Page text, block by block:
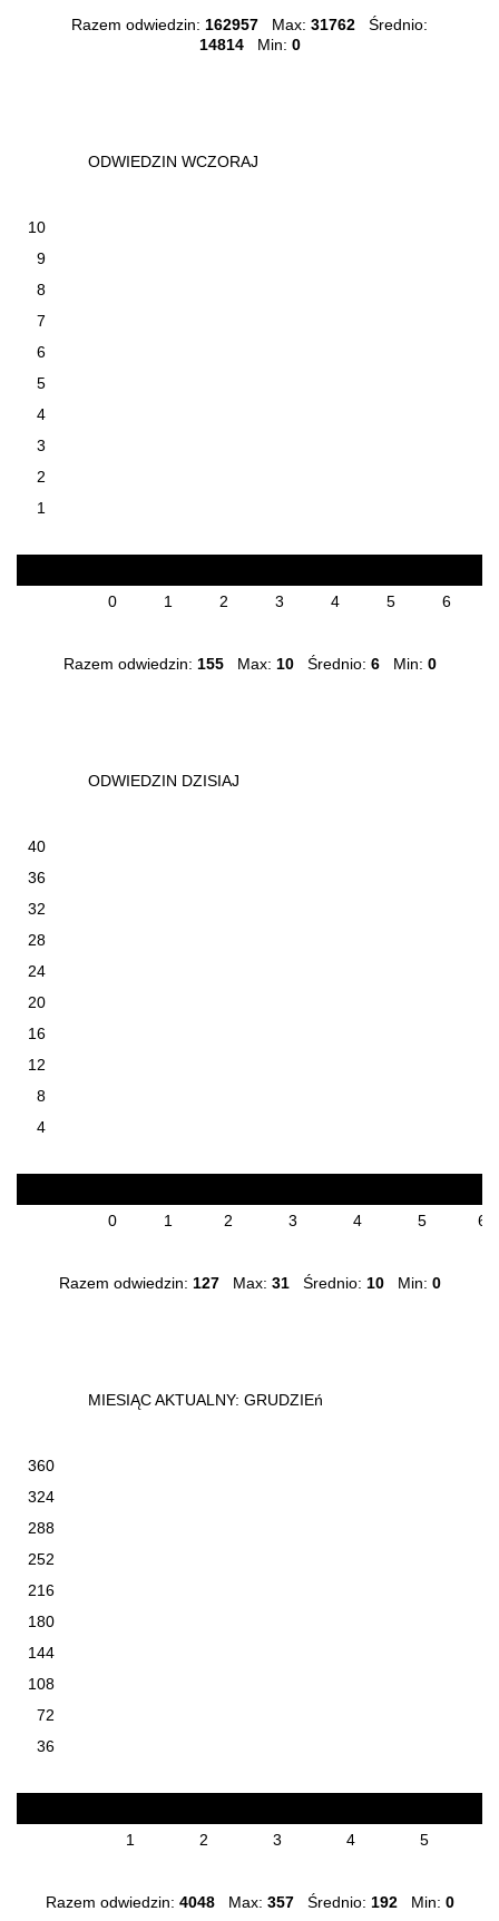
Razem odwiedzin: 162957 Max: 31762 Średnio:
14814Min: 0
ODWIEDZIN WCZORAJ
10
9
8
7
6
5
4
3
2
1
0 1 2 3 4 5 6
Razem odwiedzin: 155Max: 10Średnio: 6Min: 0
ODWIEDZIN DZISIAJ
40
36
32
28
24
20
16
12
8
4
0 1 2 3 4 5 6
Razem odwiedzin: 127Max: 31Średnio: 10Min: 0
MIESIĄC AKTUALNY: GRUDZIEń
360
324
288
252
216
180
144
108
72
36
1 2 3 4 5
Razem odwiedzin: 4048Max: 357Średnio: 192Min: 0